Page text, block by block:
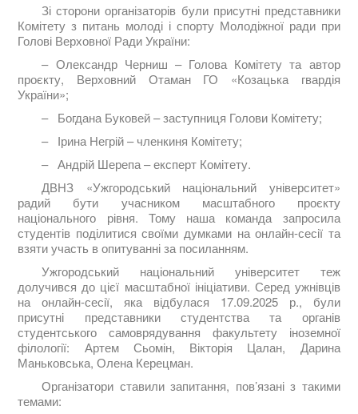
Зі сторони організаторів були присутні представники
Комітету з питань молоді і спорту Молодіжної ради при
Голові Верховної Ради України:
– Олександр Черниш – Голова Комітету та автор
проєкту, Верховний Отаман ГО «Козацька гвардія
України»;
– Богдана Буковей – заступниця Голови Комітету;
– Ірина Негрій – членкиня Комітету;
– Андрій Шерепа – експерт Комітету.
ДВНЗ «Ужгородський національний університет»
радий бути учасником масштабного проєкту
національного рівня. Тому наша команда запросила
студентів поділитися своїми думками на онлайн-сесії та
взяти участь в опитуванні за посиланням.
Ужгородський національний університет теж
долучився до цієї масштабної ініціативи. Серед ужнівців
на онлайн-сесії, яка відбулася 17.09.2025 р., були
присутні представники студентства та органів
студентського самоврядування факультету іноземної
філології: Артем Сьомін, Вікторія Цалан, Дарина
Маньковська, Олена Керецман.
Організатори ставили запитання, пов’язані з такими
темами: